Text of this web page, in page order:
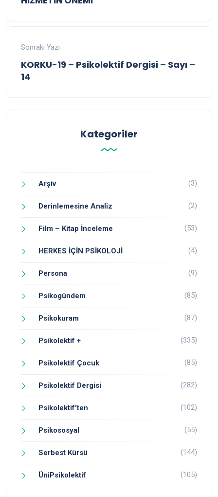
Sonraki Yazı
KORKU-19 – Psikolektif Dergisi – Sayı –
14
Kategoriler
Arşiv (3)
Derinlemesine Analiz (2)
Film – Kitap İnceleme (53)
HERKES İÇİN PSİKOLOJİ (4)
Persona (9)
Psikogündem (85)
Psikokuram (87)
Psikolektif + (335)
Psikolektif Çocuk (85)
Psikolektif Dergisi (282)
Psikolektif'ten (102)
Psikososyal (55)
Serbest Kürsü (144)
ÜniPsikolektif (105)